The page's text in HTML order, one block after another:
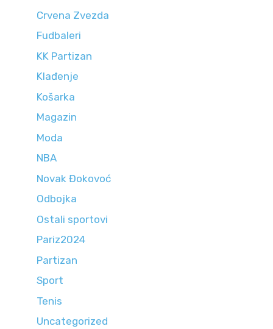
Crvena Zvezda
Fudbaleri
KK Partizan
Klađenje
Košarka
Magazin
Moda
NBA
Novak Đokovoć
Odbojka
Ostali sportovi
Pariz2024
Partizan
Sport
Tenis
Uncategorized